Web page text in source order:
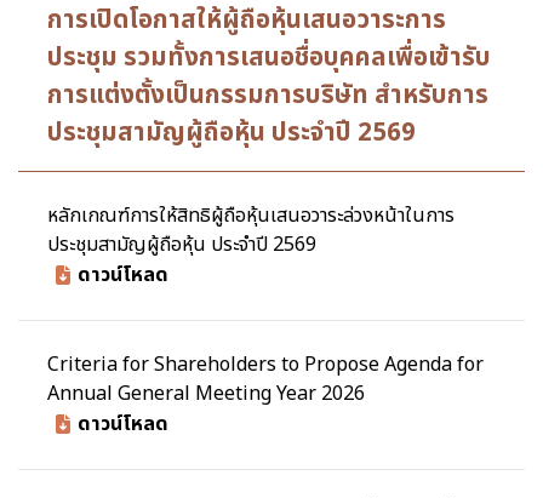
การเปิดโอกาสให้ผู้ถือหุ้นเสนอวาระการ
ประชุม รวมทั้งการเสนอชื่อบุคคลเพื่อเข้ารับ
การแต่งตั้งเป็นกรรมการบริษัท สำหรับการ
ประชุมสามัญผู้ถือหุ้น ประจำปี 2569
หลักเกณฑ์การให้สิทธิผู้ถือหุ้นเสนอวาระล่วงหน้าในการ
ประชุมสามัญผู้ถือหุ้น ประจำปี 2569
ดาวน์โหลด
Criteria for Shareholders to Propose Agenda for
Annual General Meeting Year 2026
ดาวน์โหลด